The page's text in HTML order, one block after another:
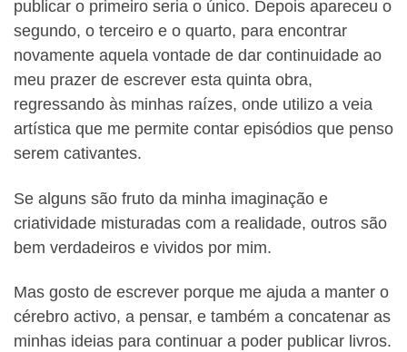
publicar o primeiro seria o único. Depois apareceu o
segundo, o terceiro e o quarto, para encontrar
novamente aquela vontade de dar continuidade ao
meu prazer de escrever esta quinta obra,
regressando às minhas raízes, onde utilizo a veia
artística que me permite contar episódios que penso
serem cativantes.
Se alguns são fruto da minha imaginação e
criatividade misturadas com a realidade, outros são
bem verdadeiros e vividos por mim.
Mas gosto de escrever porque me ajuda a manter o
cérebro activo, a pensar, e também a concatenar as
minhas ideias para continuar a poder publicar livros.